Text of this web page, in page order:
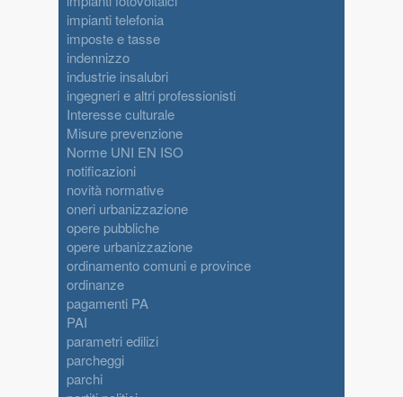
impianti telefonia
imposte e tasse
indennizzo
industrie insalubri
ingegneri e altri professionisti
Interesse culturale
Misure prevenzione
Norme UNI EN ISO
notificazioni
novità normative
oneri urbanizzazione
opere pubbliche
opere urbanizzazione
ordinamento comuni e province
ordinanze
pagamenti PA
PAI
parametri edilizi
parcheggi
parchi